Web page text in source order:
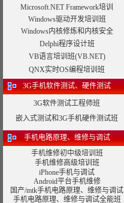
Microsoft.NET Framework培训
Windows驱动开发培训班
Windows内核修炼和内核安全
Delphi程序设计班
VB语言培训班(VB.NET)
QNX实时OS编程培训班
3G手机软件测试、硬件测试
3G软件测试工程师班
嵌入式测试和3G手机硬件测试班
手机电路原理、维修与调试
手机维修初中级培训班
手机维修高级培训班
iPhone手机与调试
Android平台手机维修
国产/mtk手机电路原理、维修与调试
手机电路原理、维修与调试全能班